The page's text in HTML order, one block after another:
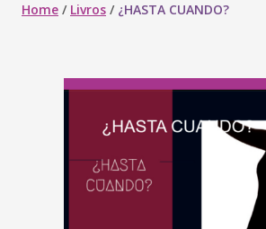
Home / Livros / ¿HASTA CUANDO?